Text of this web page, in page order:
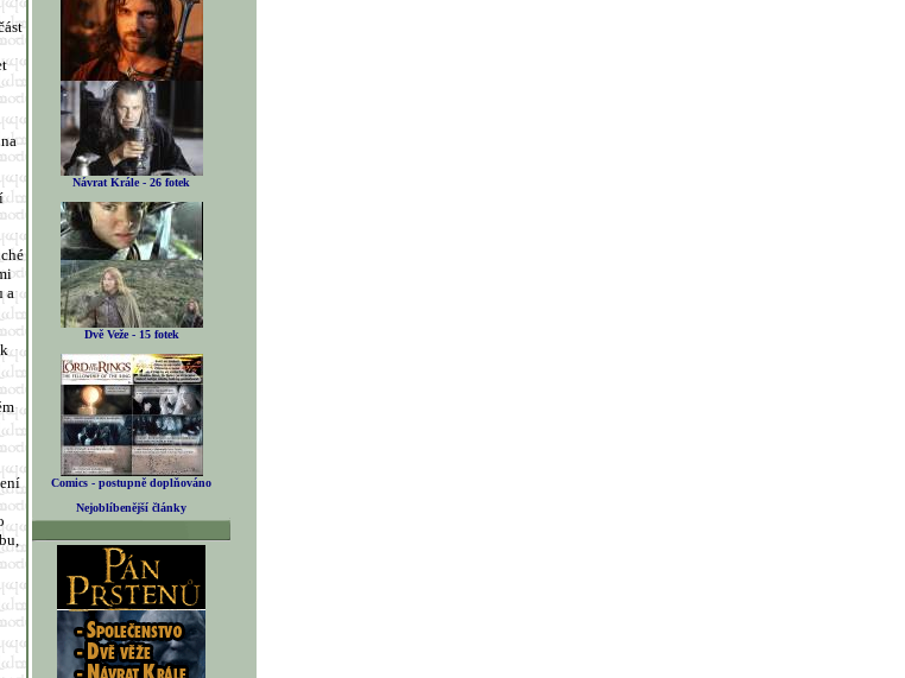
a
Návrat Krále - 26 fotek
Dvě Veže - 15 fotek
Comics - postupně doplňováno
Nejoblíbenější články